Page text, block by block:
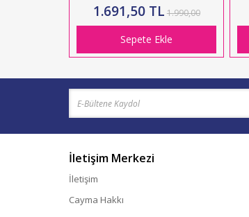
1.691,50 TL 1.990,00
Sepete Ekle
İletişim Merkezi
İletişim
Cayma Hakkı